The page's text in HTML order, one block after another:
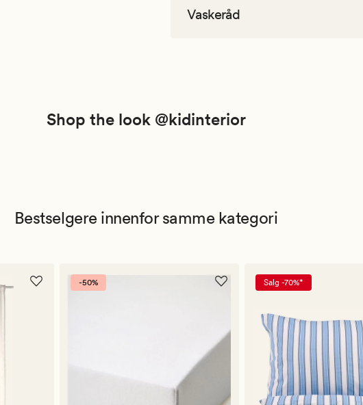
Vaskeråd
Shop the look @kidinterior
Bestselgere innenfor samme kategori
-50% Salg -70%*